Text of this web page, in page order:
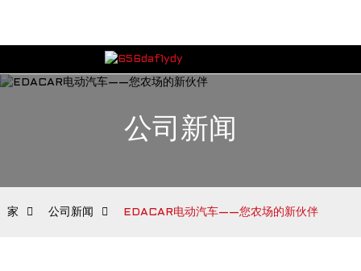
公司新闻
家 公司新闻 EDACAR电动汽车——您农场的新伙伴